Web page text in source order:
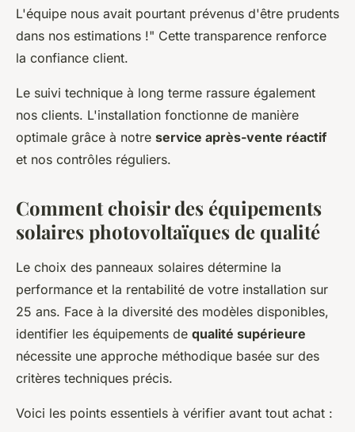
L'équipe nous avait pourtant prévenus d'être prudents
dans nos estimations !" Cette transparence renforce
la confiance client.
Le suivi technique à long terme rassure également
nos clients. L'installation fonctionne de manière
optimale grâce à notre service après-vente réactif
et nos contrôles réguliers.
Comment choisir des équipements
solaires photovoltaïques de qualité
Le choix des panneaux solaires détermine la
performance et la rentabilité de votre installation sur
25 ans. Face à la diversité des modèles disponibles,
identifier les équipements de qualité supérieure
nécessite une approche méthodique basée sur des
critères techniques précis.
Voici les points essentiels à vérifier avant tout achat :